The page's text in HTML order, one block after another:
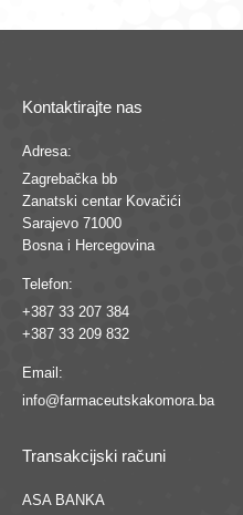
Kontaktirajte nas
Adresa:
Zagrebačka bb
Zanatski centar Kovačići
Sarajevo 71000
Bosna i Hercegovina
Telefon:
+387 33 207 384
+387 33 209 832
Email:
info@farmaceutskakomora.ba
Transakcijski računi
ASA BANKA